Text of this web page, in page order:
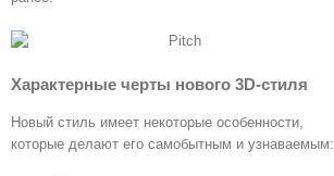
Характерные черты нового 3D-стиля
Новый стиль имеет некоторые особенности,
которые делают его самобытным и узнаваемым: